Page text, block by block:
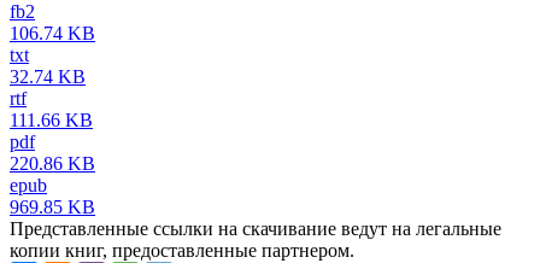
fb2
106.74 KB
txt
32.74 KB
rtf
111.66 KB
pdf
220.86 KB
epub
969.85 KB
Представленные ссылки на скачивание ведут на легальные
копии книг, предоставленные партнером.